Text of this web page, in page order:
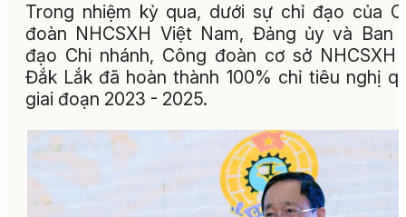
Trong nhiệm kỳ qua, dưới sự chỉ đạo của
đoàn NHCSXH Việt Nam, Đảng ủy và Ban
đạo Chi nhánh, Công đoàn cơ sở NHCSXH
Đắk Lắk đã hoàn thành 100% chỉ tiêu nghị
giai đoạn 2023 - 2025.